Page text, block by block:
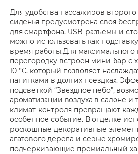
Для удобства пассажиров
сиденья предусмотрена своя
для смартфона, USB-разъемы и
можно использовать как
время работы.Для максимального
перегородку встроен мини-бар с
10 °C, который позволяет
напитками в долгих поездках.
подсветкой “Звездное небо”,
ароматизации воздуха в салоне и
климат-контроля превращают
особенное событие. В отделке
роскошные декоративные
агатового дерева и серые
подчеркивающие премиальный